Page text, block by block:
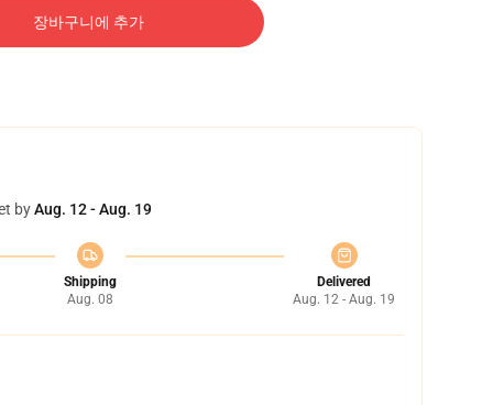
장바구니에 추가
byAug. 12 - Aug. 19
Shipping
Aug. 08
Delivered
Aug. 12 - Aug. 19